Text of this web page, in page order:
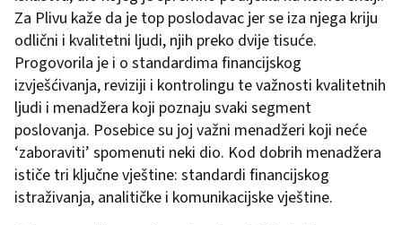
Za Plivu kaže da je top poslodavac jer se iza njega kriju
odlični i kvalitetni ljudi, njih preko dvije tisuće.
Progovorila je i o standardima financijskog
izvješćivanja, reviziji i kontrolingu te važnosti kvalitetnih
ljudi i menadžera koji poznaju svaki segment
poslovanja. Posebice su joj važni menadžeri koji neće
‘zaboraviti’ spomenuti neki dio. Kod dobrih menadžera
ističe tri ključne vještine: standardi financijskog
istraživanja, analitičke i komunikacijske vještine.